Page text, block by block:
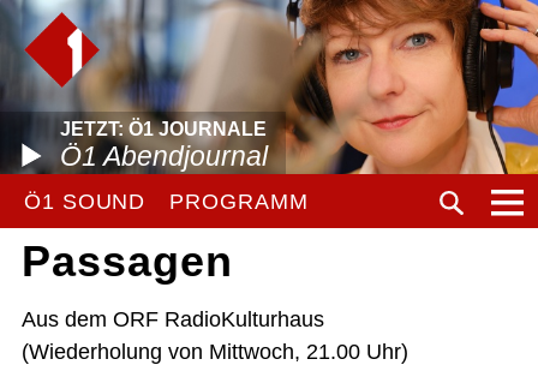
JETZT: Ö1 JOURNALE
Ö1 Abendjournal
Ö1 SOUND PROGRAMM
Passagen
Aus dem ORF RadioKulturhaus
(Wiederholung von Mittwoch, 21.00 Uhr)